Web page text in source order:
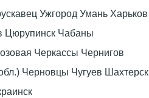
Ужгород Умань Харьков
Цюрупинск Чабаны
Черкассы Чернигов
Черновцы Чугуев Шахтерск